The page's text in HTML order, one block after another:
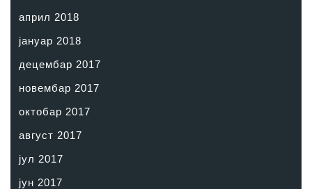
април 2018
јануар 2018
децембар 2017
новембар 2017
октобар 2017
август 2017
јул 2017
јун 2017